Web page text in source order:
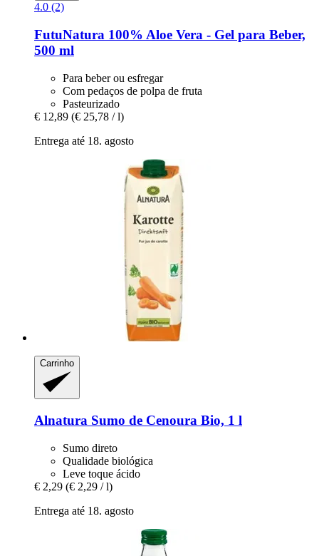
4.0 (2)
FutuNatura 100% Aloe Vera -​ Gel para Beber,
500 ml
Para beber ou esfregar
Com pedaços de polpa de fruta
Pasteurizado
€ 12,89 (€ 25,78 / l)
Entrega até 18. agosto
Carrinho
Alnatura Sumo de Cenoura Bio, 1 l
Sumo direto
Qualidade biológica
Leve toque ácido
€ 2,29 (€ 2,29 / l)
Entrega até 18. agosto